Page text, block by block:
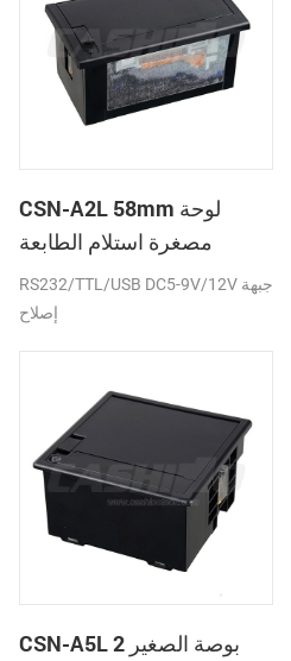
CSN-A2L 58mm لوحة
مصغرة استلام الطابعة
الحرارية
RS232/TTL/USB DC5-9V/12V جبهة
إصلاح
CSN-A5L 2 بوصة الصغير